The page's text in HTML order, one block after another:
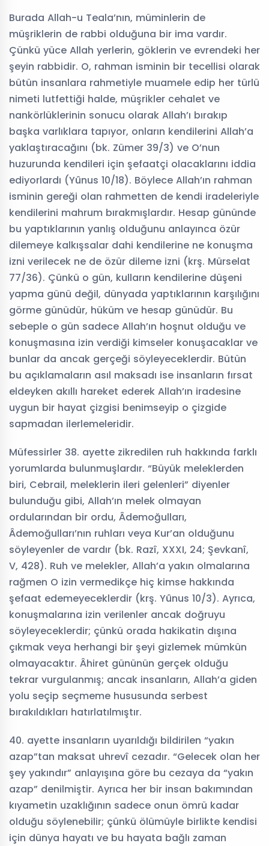
Burada Allah-u Teala’nın, müminlerin de
müşriklerin de rabbi olduğuna bir ima vardır.
Çünkü yüce Allah yerlerin, göklerin ve evrendeki her
şeyin rabbidir. O, rahman isminin bir tecellisi olarak
bütün insanlara rahmetiyle muamele edip her türlü
nimeti lutfettiği halde, müşrikler cehalet ve
nankörlüklerinin sonucu olarak Allah’ı bırakıp
başka varlıklara tapıyor, onların kendilerini Allah’a
yaklaştıracağını (bk. Zümer 39/3) ve O’nun
huzurunda kendileri için şefaatçi olacaklarını iddia
ediyorlardı (Yûnus 10/18). Böylece Allah’ın rahman
isminin gereği olan rahmetten de kendi iradeleriyle
kendilerini mahrum bırakmışlardır. Hesap gününde
bu yaptıklarının yanlış olduğunu anlayınca özür
dilemeye kalkışsalar dahi kendilerine ne konuşma
izni verilecek ne de özür dileme izni (krş. Mürselat
77/36). Çünkü o gün, kulların kendilerine düşeni
yapma günü değil, dünyada yaptıklarının karşılığını
görme günüdür, hüküm ve hesap günüdür. Bu
sebeple o gün sadece Allah’ın hoşnut olduğu ve
konuşmasına izin verdiği kimseler konuşacaklar ve
bunlar da ancak gerçeği söyleyeceklerdir. Bütün
bu açıklamaların asıl maksadı ise insanların fırsat
eldeyken akıllı hareket ederek Allah’ın iradesine
uygun bir hayat çizgisi benimseyip o çizgide
sapmadan ilerlemeleridir.
Müfessirler 38. ayette zikredilen ruh hakkında farklı
yorumlarda bulunmuşlardır. “Büyük meleklerden
biri, Cebrail, meleklerin ileri gelenleri” diyenler
bulunduğu gibi, Allah’ın melek olmayan
ordularından bir ordu, Âdemoğulları,
Âdemoğulları’nın ruhları veya Kur’an olduğunu
söyleyenler de vardır (bk. Razî, XXXI, 24; Şevkanî,
V, 428). Ruh ve melekler, Allah’a yakın olmalarına
rağmen O izin vermedikçe hiç kimse hakkında
şefaat edemeyeceklerdir (krş. Yûnus 10/3). Ayrıca,
konuşmalarına izin verilenler ancak doğruyu
söyleyeceklerdir; çünkü orada hakikatin dışına
çıkmak veya herhangi bir şeyi gizlemek mümkün
olmayacaktır. Âhiret gününün gerçek olduğu
tekrar vurgulanmış; ancak insanların, Allah’a giden
yolu seçip seçmeme hususunda serbest
bırakıldıkları hatırlatılmıştır.
40. ayette insanların uyarıldığı bildirilen “yakın
azap”tan maksat uhrevî cezadır. “Gelecek olan her
şey yakındır” anlayışına göre bu cezaya da “yakın
azap” denilmiştir. Ayrıca her bir insan bakımından
kıyametin uzaklığının sadece onun ömrü kadar
olduğu söylenebilir; çünkü ölümüyle birlikte kendisi
için dünya hayatı ve bu hayata bağlı zaman